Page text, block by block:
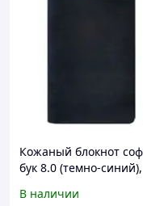
Кожаный блокнот
бук 8.0 (темно-синий),
В наличии